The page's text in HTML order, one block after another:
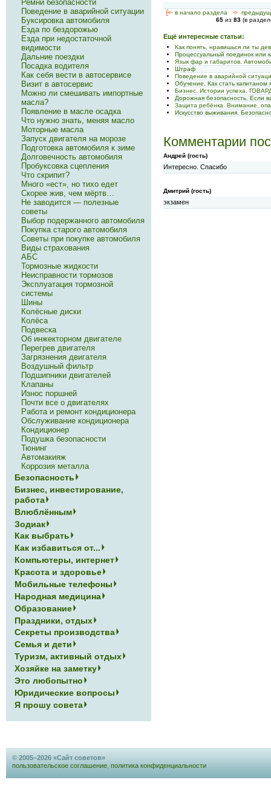
[<— в начало раздела <-
65 из 83 (в
Ещё интересные статьи:
Как понять, нравишься ли ты
Процессуальный поединок или
Язык фар и габаритов.
Штраф
Поведение в аварийной
Обучение. Как стать капитаном
Бизнес. Истории успеха.
Дорожная безопасность. Если
Защита ребёнка. Внимание,
Искусство выживания.
Комментарии
Андрей (гость)
Интересно. Спасибо
Дмитрий (гость)
экзамен
Ремни безопасности
Поведение в аварийной ситуации
Буксировка автомобиля
Езда по бездорожью
Езда при недостаточной
видимости
Дальние поездки
Посадка водителя
Как себя вести в автосервисе
Визит в автосервис
Можно ли смешивать импортные
масла?
Появление в масле осадка
Что нужно знать, меняя масло
Моторные масла
Запуск двигателя на морозе
Подготовка автомобиля к зиме
Долговечность автомобиля
Пробуксовка сцепления
Что скрипит?
Много «ест», но тихо едет
Скорее жив, чем мёртв…
Не заводится — полезные
советы
Выбор подержанного автомобиля
Покупка старого автомобиля
Советы при покупке автомобиля
Виды страхования
АБС
Тормозные жидкости
Неисправности тормозов
Эксплуатация тормозной
системы
Шины
Колёсные диски
Колёса
Подвеска
Об инжекторном двигателе
Перегрев двигателя
Загрязнения двигателя
Воздушный фильтр
Подшипники двигателей
Клапаны
Износ поршней
Почти все о двигателях
Работа и ремонт кондиционера
Обслуживание кондиционера
Кондиционер
Подушка безопасности
Тюнинг
Автомакияж
Коррозия металла
Безопасность
Бизнес, инвестирование,
работа
Влюблённым
Зодиак
Как выбрать
Как избавиться от...
Компьютеры, интернет
Красота и здоровье
Мобильные телефоны
Народная медицина
Образование
Праздники, отдых
Секреты производства
Семья и дети
Туризм, активный отдых
Хозяйке на заметку
Это любопытно
Юридические вопросы
Я прошу совета
© 2005–2026 «Сайт советов»
пользовательское соглашение политика конфиденциальности